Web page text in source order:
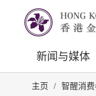
新闻与媒体
主页 / 智醒消